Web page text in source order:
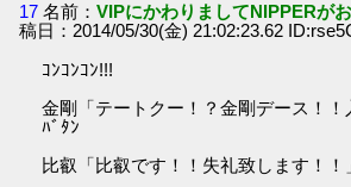
17 名前：VIPにかわりましてNIPPERが
稿日：2014/05/30(金) 21:02:23.62
ｺﾝｺﾝｺﾝ!!!
金剛「テートクー！？金剛デース！！
ﾊﾞﾀﾝ
比叡「比叡です！！失礼致します！！